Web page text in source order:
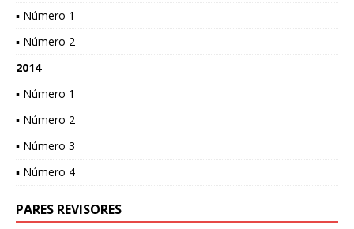
▪ Número 1
▪ Número 2
2014
▪ Número 1
▪ Número 2
▪ Número 3
▪ Número 4
PARES REVISORES